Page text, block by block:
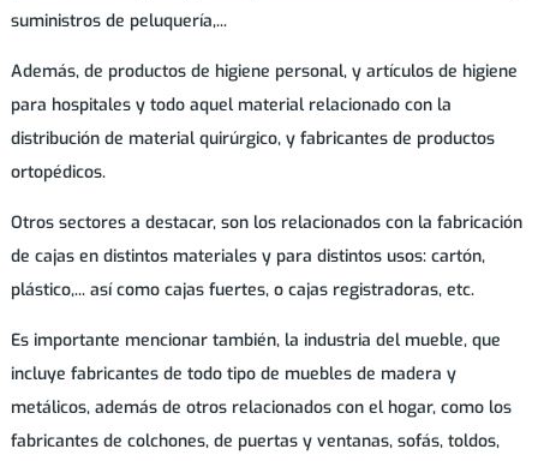
suministros de peluquería,...
Además, de productos de higiene personal, y artículos de higiene
para hospitales y todo aquel material relacionado con la
distribución de material quirúrgico, y fabricantes de productos
ortopédicos.
Otros sectores a destacar, son los relacionados con la fabricación
de cajas en distintos materiales y para distintos usos: cartón,
plástico,... así como cajas fuertes, o cajas registradoras, etc.
Es importante mencionar también, la industria del mueble, que
incluye fabricantes de todo tipo de muebles de madera y
metálicos, además de otros relacionados con el hogar, como los
fabricantes de colchones, de puertas y ventanas, sofás, toldos,